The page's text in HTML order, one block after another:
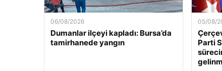
06/08/2026
Dumanlar ilçeyi kapladı: Bursa’da
tamirhanede yangın
05/08/
Parti